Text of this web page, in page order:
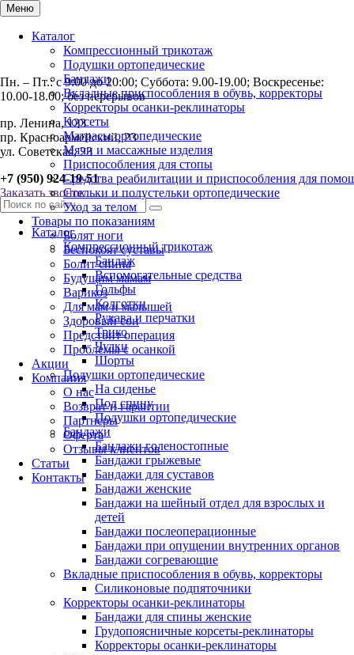
Меню
Каталог
Компрессионный трикотаж
Подушки ортопедические
Бандажи
Вкладные приспособления в обувь, корректоры
Корректоры осанки-реклинаторы
Корсеты
Матрасы ортопедические
Мячи и массажные изделия
Приспособления для стопы
Средства реабилитации и приспособления для
Стельки и полустельки ортопедические
Уход за телом
Товары по показаниям
Болят ноги
Беспокоят суставы
Болит спина
Будущим мамам
Варикоз
Для мам и малышей
Здоровый сон
Предстоит операция
Проблемы с осанкой
Акции
Компания
О нас
Возврат и гарантии
Партнеры
Оферта
Отзывы клиентов
Статьи
Контакты
Пн. – Пт.: с 9:00 до 20:00; Суббота: 9.00-19.00; Воскресенье:
10.00-18.00; без перерывов
пр. Ленина, 123
пр. Красноармейский, 23
ул. Советская, 23
+7 (950) 924-19-51
Заказать звонок
Каталог
Компрессионный трикотаж
Бандаж
Вспомогательные средства
Гольфы
Колготки
Рукава и перчатки
Трико
Чулки
Шорты
Подушки ортопедические
На сиденье
Под спину
Подушки ортопедические
Бандажи
Бандажи голеностопные
Бандажи грыжевые
Бандажи для суставов
Бандажи женские
Бандажи на шейный отдел для взрослых и
детей
Бандажи послеоперационные
Бандажи при опущении внутренних органов
Бандажи согревающие
Вкладные приспособления в обувь, корректоры
Силиконовые подпяточники
Корректоры осанки-реклинаторы
Бандажи для спины женские
Грудопоясничные корсеты-реклинаторы
Корректоры осанки-реклинаторы